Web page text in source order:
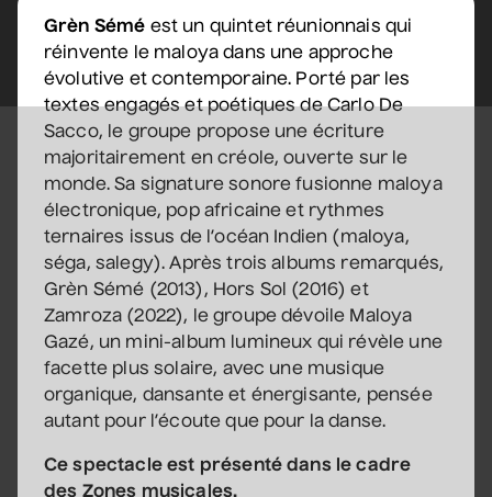
Sam Breton
• Ga-lé aller
2 septembre 2026• 19 h 30
Salle André-Mathieu
Supplémentaire
Korine Côté, Gabrielle
Caron, Rolly Assal
• Korine Côté et invités
3 septembre 2026
• 19 h 30
Station culturelle Momo
Maude Landry
• Trop cool
3 septembre 2026• 19 h 30
Salle André-Mathieu
Grèn Sémé est un quintet réunionnais qui
réinvente le maloya dans une approche
évolutive et contemporaine. Porté par les
textes engagés et poétiques de Carlo De
Sacco, le groupe propose une écriture
majoritairement en créole, ouverte sur le
monde. Sa signature sonore fusionne maloya
électronique, pop africaine et rythmes
ternaires issus de l’océan Indien (maloya,
séga, salegy). Après trois albums remarqués,
Grèn Sémé (2013), Hors Sol (2016) et
Zamroza (2022), le groupe dévoile Maloya
Gazé, un mini-album lumineux qui révèle une
facette plus solaire, avec une musique
organique, dansante et énergisante, pensée
autant pour l’écoute que pour la danse.
Ce spectacle est présenté dans le cadre
des Zones musicales.